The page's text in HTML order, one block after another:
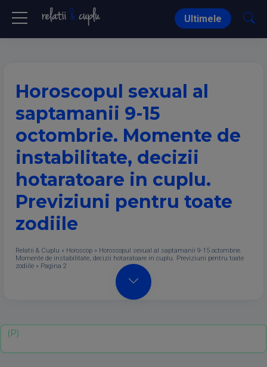
Ultimele
Horoscopul sexual al
saptamanii 9-15
octombrie. Momente de
instabilitate, decizii
hotaratoare in cuplu.
Previziuni pentru toate
zodiile
Relatii & Cuplu » Horoscop » Horoscopul sexual al saptamanii 9-15 octombrie.
Momente de instabilitate, decizii hotaratoare in cuplu. Previziuni pentru toate
zodiile » Pagina 2